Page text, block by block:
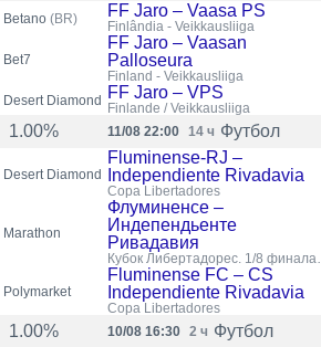
Betano (BR) FF Jaro – Vaasa PS
Finlândia - Veikkausliiga
Bet7
FF Jaro – Vaasan
Palloseura
Finland - Veikkausliiga
Desert Diamond FF Jaro – VPS
Finlande / Veikkausliiga
1.00%
11/08 22:00 14 ч Футбол
Desert Diamond
Fluminense-RJ –
Independiente Rivadavia
Copa Libertadores
Marathon
Флуминенсе –
Индепендьенте
Ривадавия
Кубок Либертадорес. 1/8 финала.
Первые матчи
Polymarket
Fluminense FC – CS
Independiente Rivadavia
Copa Libertadores
1.00% 10/08 16:30 2 ч Футбол